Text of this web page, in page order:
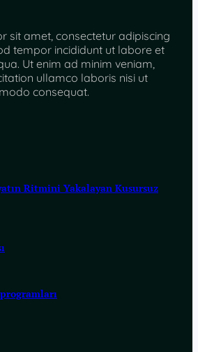
sit amet, consectetur adipiscing
tempor incididunt ut labore et
Ut enim ad minim veniam,
ullamco laboris nisi ut
consequat.
Ritmini Yakalayan Kusursuz